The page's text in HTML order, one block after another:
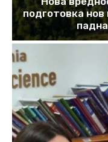
подготовка нов